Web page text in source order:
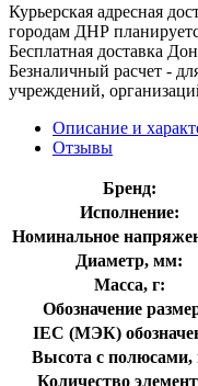
Курьерская адресная
городам ДНР
Бесплатная доставка
Безналичный расчет -
учреждений,
Описание и
Отзывы
Бренд:
Исполнение:
Номинальное
Диаметр, мм:
Масса, г:
Обозначение
IEC (МЭК)
Высота с
Количество